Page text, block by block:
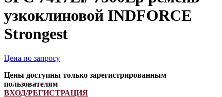
узкоклиновой INDFORCE
Strongest
Цена по запросу
Цены доступны только зарегистрированным
пользователям
ВХОД/РЕГИСТРАЦИЯ